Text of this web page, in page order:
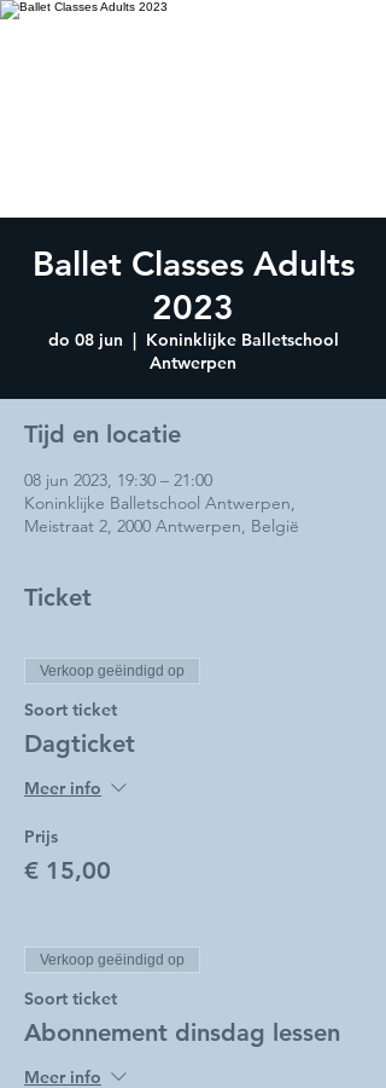
Ballet Classes Adults
2023
do 08 jun
  |
Koninklijke Balletschool
Antwerpen
Tijd en locatie
08 jun 2023, 19:30 – 21:00
Koninklijke Balletschool Antwerpen,
Meistraat 2, 2000 Antwerpen, België
Ticket
Verkoop geëindigd op
Soort ticket
Dagticket
Meer info
Prijs
€ 15,00
Verkoop geëindigd op
Soort ticket
Abonnement dinsdag lessen
Meer info